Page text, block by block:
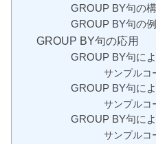
GROUP BY句の
GROUP BY句の例
GROUP BY句の応用
GROUP BY句に
サンプルコ
GROUP BY句に
サンプルコ
GROUP BY句に
サンプルコ